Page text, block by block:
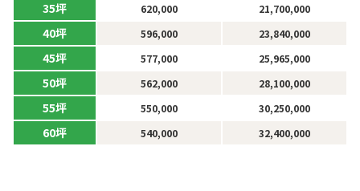
35坪 620,000 21,700,000
40坪 596,000 23,840,000
45坪 577,000 25,965,000
50坪 562,000 28,100,000
55坪 550,000 30,250,000
60坪 540,000 32,400,000